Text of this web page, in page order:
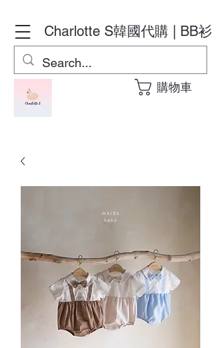
Charlotte S韓國代購 | BB衫
購物車